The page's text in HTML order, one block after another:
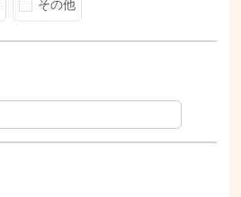
その他